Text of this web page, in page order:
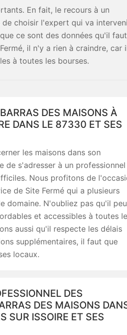
En fait, le recours à un
choisir l'expert qui va
ce sont des données qu'il faut
il n'y a rien à craindre, car
à toutes les bourses.
DES MAISONS À
DANS LE 87330 ET SES
les maisons dans son
de s'adresser à un professionnel
Nous profitons de
de Site Fermé qui a plusieurs
domaine. N'oubliez pas qu'il
et accessibles à toutes
aussi qu'il respecte les délais
supplémentaires, il faut que
locaux.
DES
DES MAISONS
SUR ISSOIRE ET SES